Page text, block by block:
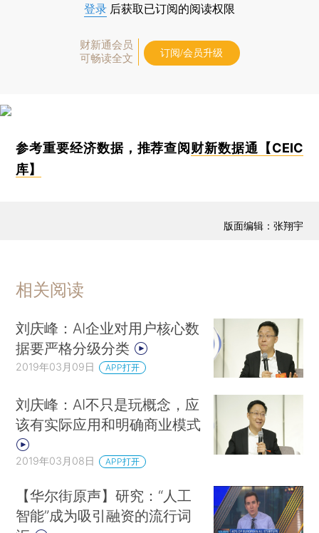
登录 后获取已订阅的阅读权限
财新通会员
可畅读全文
订阅/会员升级
参考重要经济数据，推荐查阅 财新数据通【CEIC
库】
版面编辑：张翔宇
相关阅读
刘庆峰：AI企业对用户核心数
据要严格分级分类
2019年03月09日 APP打开
刘庆峰：AI不只是玩概念，应
该有实际应用和明确商业模式
2019年03月08日 APP打开
【华尔街原声】研究：“人工
智能”成为吸引融资的流行词